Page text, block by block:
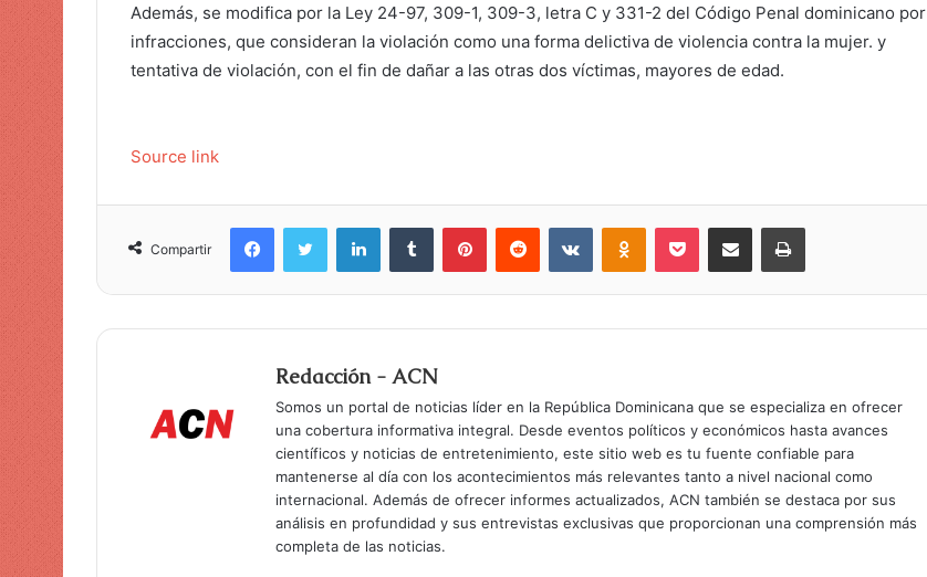
Además, se modifica por la Ley 24-97, 309-1, 309-3, letra C y 331-2 del Código Penal dominicano por
infracciones, que consideran la violación como una forma delictiva de violencia contra la mujer. y
tentativa de violación, con el fin de dañar a las otras dos víctimas, mayores de edad.
Source link
Compartir
Redacción - ACN
Somos un portal de noticias líder en la República Dominicana que se especializa en ofrecer
una cobertura informativa integral. Desde eventos políticos y económicos hasta avances
científicos y noticias de entretenimiento, este sitio web es tu fuente confiable para
mantenerse al día con los acontecimientos más relevantes tanto a nivel nacional como
internacional. Además de ofrecer informes actualizados, ACN también se destaca por sus
análisis en profundidad y sus entrevistas exclusivas que proporcionan una comprensión más
completa de las noticias.